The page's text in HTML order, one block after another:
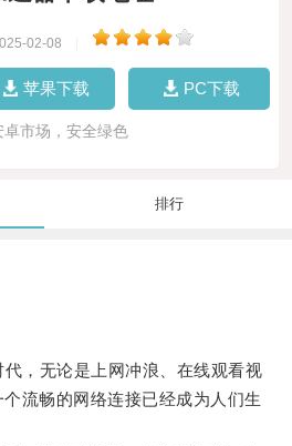
02-08
苹果下载 PC下载
卓市场，安全绿色
排行
，无论是上网冲浪、在线观看视
流畅的网络连接已经成为人们生